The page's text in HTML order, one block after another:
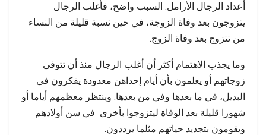
أعداد الرجال الأرامل. السبب واضح، فأغلب الرجال
يتزوجون بعد وفاة الزوجة، في حين نسبة قليلة من النساء
من تتزوج بعد وفاة الزوج.
وما يجذب الاهتمام أكثر أن أغلب الرجال منذ أن تتوفى
زوجاتهم أو يعلمون بأن أيام إحداهن معدودة يفكرون في
البديل، في ما بعدها وفي من بعدها. وينتظر معظمهم أياما أو
شهورا قليلة بعد الوفاة ليتزوجوا بأخرى في سن أولادهم
ويقومون بتجديد حياتهم مثلما يرددون.